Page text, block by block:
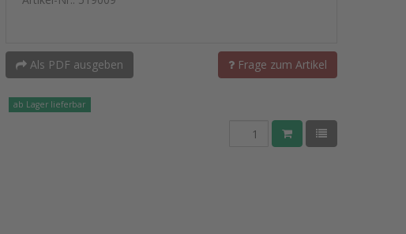
Als PDF ausgeben Frage zum Artikel
ab Lager lieferbar